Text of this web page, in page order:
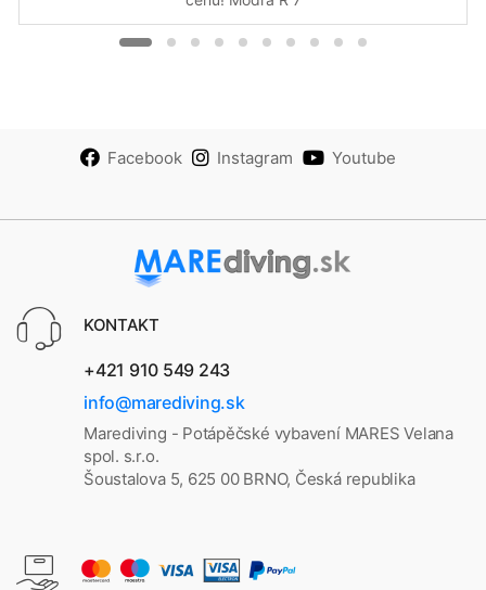
Facebook Instagram Youtube
KONTAKT
+421 910 549 243
info@marediving.sk
Marediving - Potápěčské vybavení MARES Velana
spol. s.r.o.
Šoustalova 5, 625 00 BRNO, Česká republika